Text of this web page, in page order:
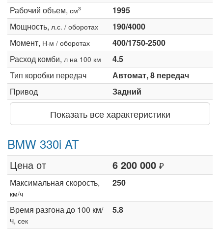
Рабочий объем, см3
1995
Мощность, л.с. / оборотах
190/4000
Момент, Н·м / оборотах
400/1750-2500
Расход комби, л на 100 км
4.5
Тип коробки передач
Автомат, 8 передач
Привод
Задний
Показать все характеристики
BMW 330i AT
Цена от 6 200 000 ₽
Максимальная скорость,
км/ч
250
Время разгона до 100 км/
ч, сек
5.8